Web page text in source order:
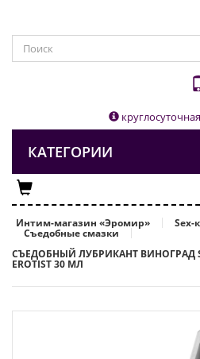
КАТЕГОРИИ
Интим-магазин «Эромир» Sex-
Съедобные смазки
СЪЕДОБНЫЙ ЛУБРИКАНТ ВИНОГРАД
EROTIST 30 МЛ